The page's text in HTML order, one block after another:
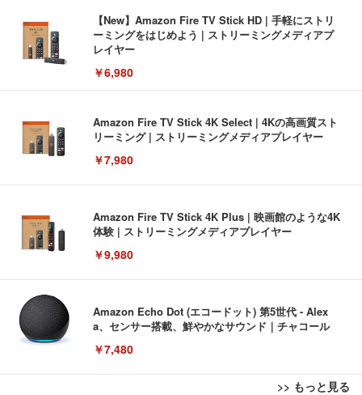
【New】Amazon Fire TV Stick HD | 手軽にストリ
ーミングをはじめよう | ストリーミングメディアプ
レイヤー
￥6,980
Amazon Fire TV Stick 4K Select | 4Kの高画質スト
リーミング | ストリーミングメディアプレイヤー
￥7,980
Amazon Fire TV Stick 4K Plus | 映画館のような4K
体験 | ストリーミングメディアプレイヤー
￥9,980
Amazon Echo Dot (エコードット) 第5世代 - Alex
a、センサー搭載、鮮やかなサウンド｜チャコール
￥7,480
>> もっと見る